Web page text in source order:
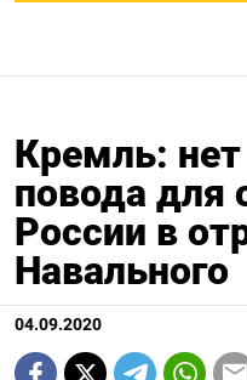
Кремль: нет
повода для
России в
Навального
04.09.2020